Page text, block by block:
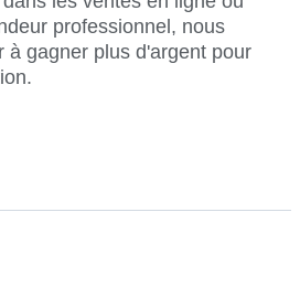
professionnel, nous
à gagner plus d'argent pour